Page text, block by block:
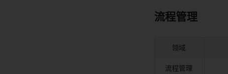
流程管理
领域
流程管理